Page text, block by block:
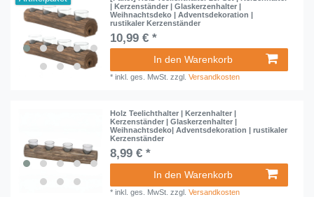
| Kerzenständer | Glaskerzenhalter |
Weihnachtsdeko | Adventsdekoration |
rustikaler Kerzenständer
10,99 € *
In den Warenkorb
*inkl. ges. MwSt. zzgl.Versandkosten
Holz Teelichthalter | Kerzenhalter |
Kerzenständer | Glaskerzenhalter |
Weihnachtsdeko| Adventsdekoration | rustikaler
Kerzenständer
8,99 € *
In den Warenkorb
*inkl. ges. MwSt. zzgl.Versandkosten